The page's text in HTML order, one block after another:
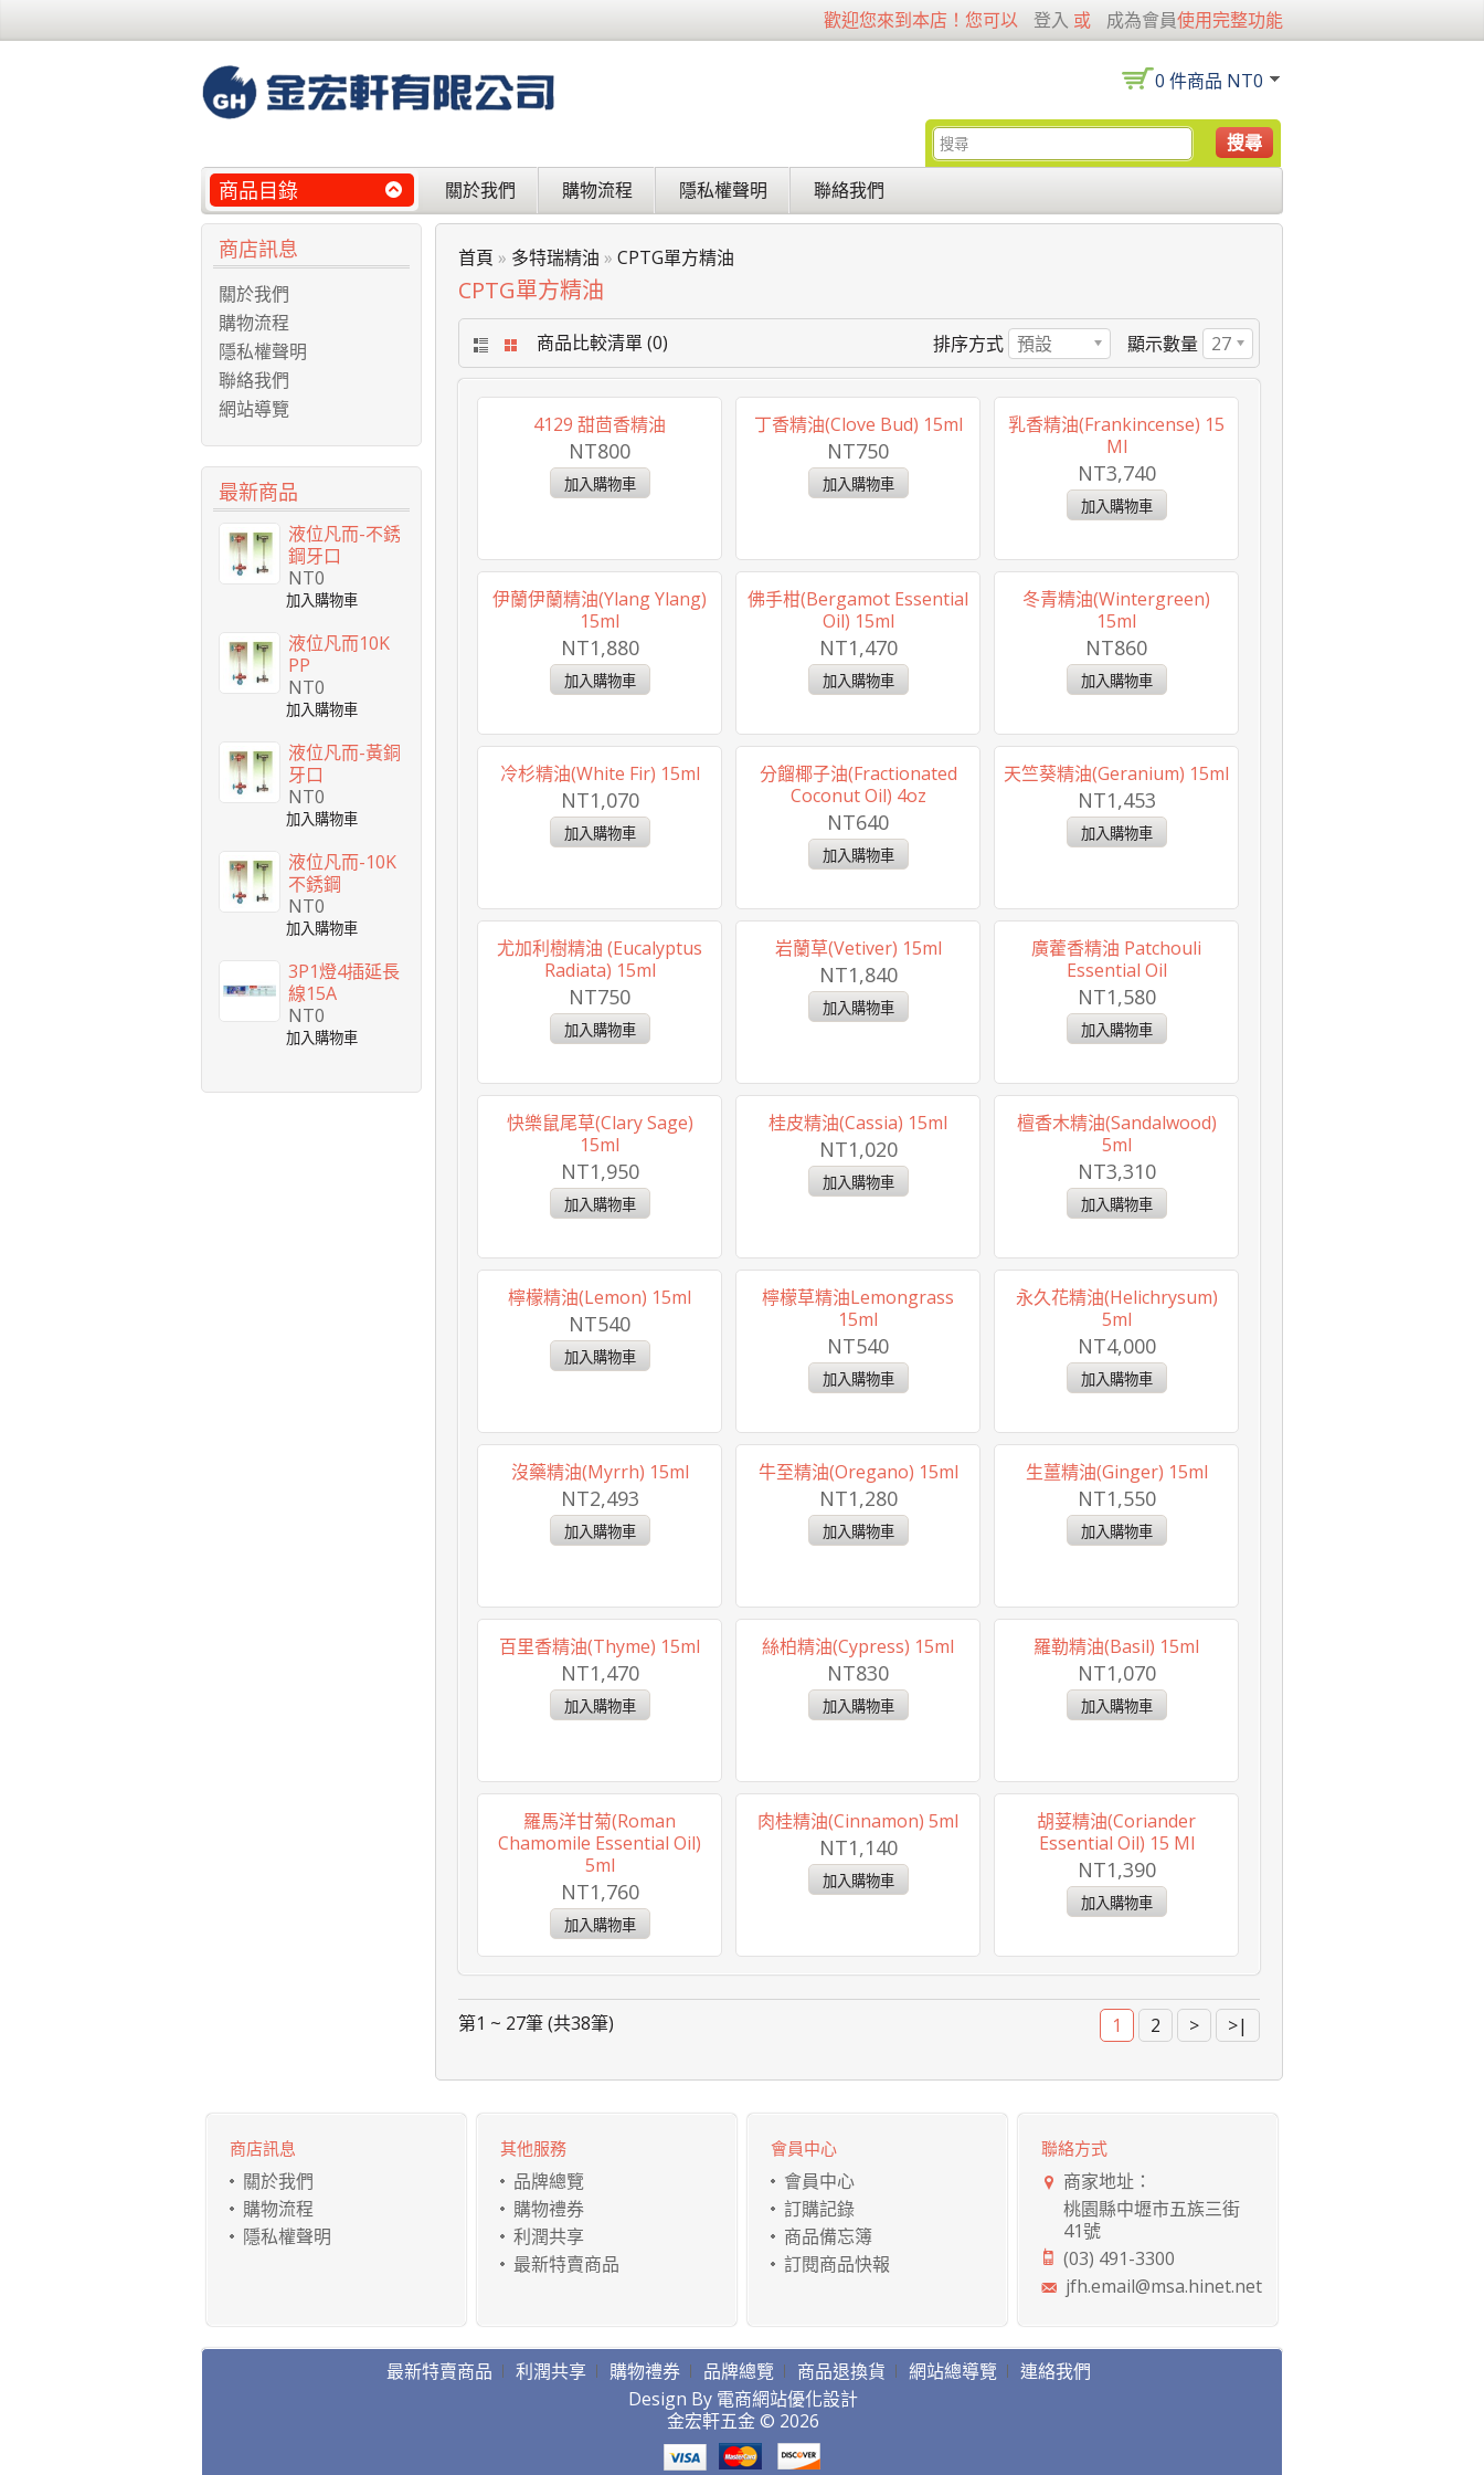
歡迎您來到本店！您可以 登入 或 成為會員使用完整功能
0 件商品 NT0
搜尋
商品目錄 關於我們 購物流程 隱私權聲明 聯絡我們
商店訊息
關於我們
購物流程
隱私權聲明
聯絡我們
網站導覽
最新商品
液位凡而-不銹
鋼牙口
NT0
液位凡而10K
PP
NT0
液位凡而-黃銅
牙口
NT0
液位凡而-10K
不銹鋼
NT0
3P1燈4插延長
線15A
NT0
首頁 » 多特瑞精油 » CPTG單方精油
CPTG單方精油
顯示數量 27
排序方式 預設
商品比較清單 (0)
4129 甜茴香精油
NT800
丁香精油(Clove Bud) 15ml
NT750
乳香精油(Frankincense) 15
Ml
NT3,740
伊蘭伊蘭精油(Ylang Ylang)
15ml
NT1,880
佛手柑(Bergamot Essential
Oil) 15ml
NT1,470
冬青精油(Wintergreen)
15ml
NT860
冷杉精油(White Fir) 15ml
NT1,070
分餾椰子油(Fractionated
Coconut Oil) 4oz
NT640
天竺葵精油(Geranium) 15ml
NT1,453
尤加利樹精油 (Eucalyptus
Radiata) 15ml
NT750
岩蘭草(Vetiver) 15ml
NT1,840
廣藿香精油 Patchouli
Essential Oil
NT1,580
快樂鼠尾草(Clary Sage)
15ml
NT1,950
桂皮精油(Cassia) 15ml
NT1,020
檀香木精油(Sandalwood)
5ml
NT3,310
檸檬精油(Lemon) 15ml
NT540
檸檬草精油Lemongrass
15ml
NT540
永久花精油(Helichrysum)
5ml
NT4,000
沒藥精油(Myrrh) 15ml
NT2,493
牛至精油(Oregano) 15ml
NT1,280
生薑精油(Ginger) 15ml
NT1,550
百里香精油(Thyme) 15ml
NT1,470
絲柏精油(Cypress) 15ml
NT830
羅勒精油(Basil) 15ml
NT1,070
羅馬洋甘菊(Roman
Chamomile Essential Oil)
5ml
NT1,760
肉桂精油(Cinnamon) 5ml
NT1,140
胡荽精油(Coriander
Essential Oil) 15 Ml
NT1,390
1 2 > >|
第1 ~ 27筆 (共38筆)
商店訊息
關於我們
購物流程
隱私權聲明
其他服務
品牌總覽
購物禮券
利潤共享
最新特賣商品
會員中心
會員中心
訂購記錄
商品備忘簿
訂閱商品快報
聯絡方式
商家地址：
桃園縣中壢市五族三街
41號
(03) 491-3300
jfh.email@msa.hinet.net
最新特賣商品 利潤共享 購物禮券 品牌總覽 商品退換貨 網站總導覽
連絡我們
Design By 電商網站優化設計
金宏軒五金 © 2026